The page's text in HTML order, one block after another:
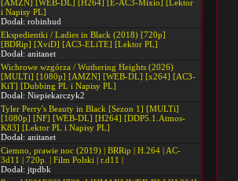
[AMZN] [WEB-DL] [H264] [E-AC3-Mixio] [Lektor
i Napisy PL]
Dodał: robinhud
Ekspedientki / Ladies in Black (2018) [720p]
[BDRip] [XviD] [AC3-ELiTE] [Lektor PL]
Dodał: anitanet
Wichrowe wzgórza / Wuthering Heights (2026)
[MULTi] [1080p] [AMZN] [WEB-DL] [x264] [AC3-
KiT] [Dubbing PL i Napisy PL]
Dodał: Niepiekarczyk2
Tyler Perry's Beauty in Black [Sezon 1] [MULTi]
[1080p] [NF] [WEB-DL] [H264] [DDP5.1.Atmos-
K83] [Lektor PL i Napisy PL]
Dodał: anitanet
Ciemno, prawie noc (2019) | BRRip | H.264 | AC-
3d11 | 720p. | Film Polski | r.d11 |
Dodał: jtpdbk